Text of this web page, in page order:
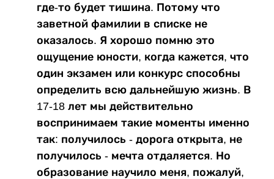
где-то будет тишина. Потому что
заветной фамилии в списке не
оказалось. Я хорошо помню это
ощущение юности, когда кажется, что
один экзамен или конкурс способны
определить всю дальнейшую жизнь. В
17-18 лет мы действительно
воспринимаем такие моменты именно
так: получилось - дорога открыта, не
получилось - мечта отдаляется. Но
образование научило меня, пожалуй,